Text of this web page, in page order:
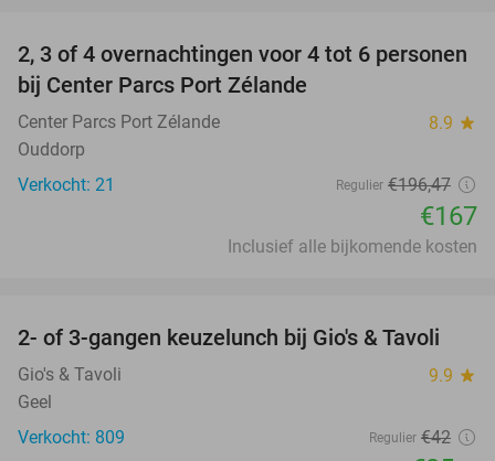
15%
2, 3 of 4 overnachtingen voor 4 tot 6 personen
bij Center Parcs Port Zélande
Center Parcs Port Zélande 8.9 star
Ouddorp
Verkocht: 21
Regulier €196,47
€167
Inclusief alle bijkomende kosten
38%
2- of 3-gangen keuzelunch bij Gio's & Tavoli
Gio's & Tavoli 9.9 star
Geel
Verkocht: 809
Regulier €42